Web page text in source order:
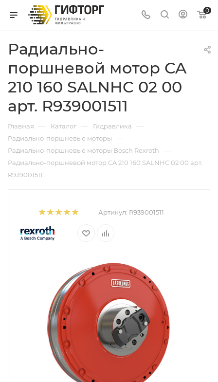
0
Радиально-
поршневой мотор CA
210 160 SALNHC 02 00
арт. R939001511
Главная — Каталог — Гидравлика —
Радиально-поршневые моторы —
Радиально-поршневые моторы Bosch Rexroth —
Радиально-поршневой мотор CA 210 160 SALNHC 02 00 арт.
R939001511
Артикул: R939001511